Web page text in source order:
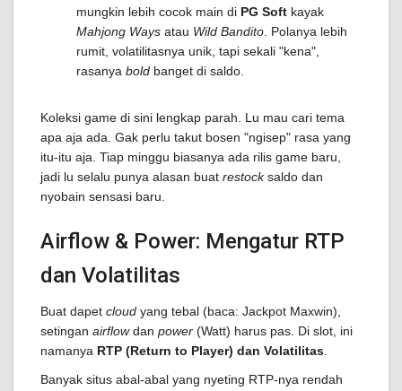
mungkin lebih cocok main di PG Soft kayak
Mahjong Ways atau Wild Bandito . Polanya lebih
rumit, volatilitasnya unik, tapi sekali "kena",
rasanya bold banget di saldo.
Koleksi game di sini lengkap parah. Lu mau cari tema
apa aja ada. Gak perlu takut bosen "ngisep" rasa yang
itu-itu aja. Tiap minggu biasanya ada rilis game baru,
jadi lu selalu punya alasan buat restocksaldo dan
nyobain sensasi baru.
Airflow & Power: Mengatur RTP
dan Volatilitas
Buat dapet cloud yang tebal (baca: Jackpot Maxwin),
setingan airflowdan power (Watt) harus pas. Di slot, ini
namanya RTP (Return to Player) dan Volatilitas
Banyak situs abal-abal yang nyeting RTP-nya rendah